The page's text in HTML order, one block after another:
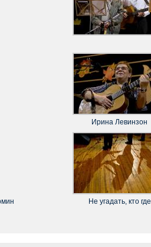
Ирина Левинзон
Не угадать, кто где